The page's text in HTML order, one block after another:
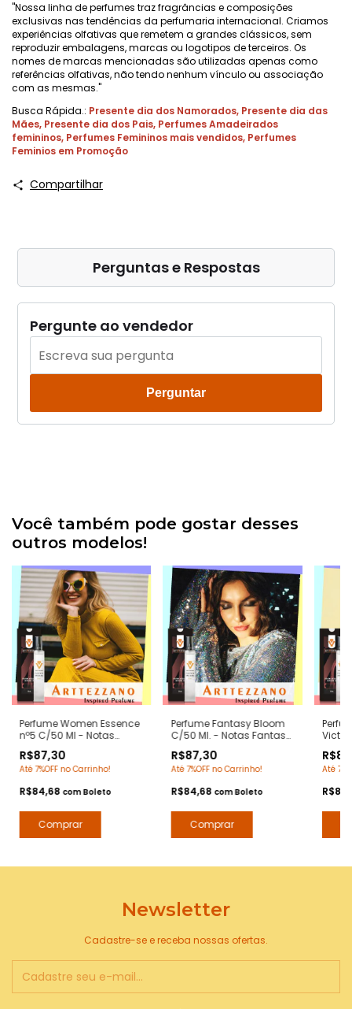
"Nossa linha de perfumes traz fragrâncias e composições
exclusivas nas tendências da perfumaria internacional. Criamos
experiências olfativas que remetem a grandes clássicos, sem
reproduzir embalagens, marcas ou logotipos de terceiros. Os
nomes de marcas mencionadas são utilizadas apenas como
referências olfativas, não tendo nenhum vínculo ou associação
com as mesmas."
Busca Rápida.: Presente dia dos Namorados, Presente dia das
Mães, Presente dia dos Pais, Perfumes Amadeirados
femininos, Perfumes Femininos mais vendidos, Perfumes
Feminios em Promoção
Compartilhar
Perguntas e Respostas
Pergunte ao vendedor
Perguntar
Você também pode gostar desses
outros modelos!
Perfume Women Essence
nº5 C/50 Ml - Notas
Premium - Arte 1 Perfumes
R$87,30
Até 7%OFF no Carrinho!
R$84,68 comBoleto
Perfume Fantasy Bloom
C/50 Ml. - Notas Fantasy
Contratipos Premium -
Arte 1 Perfumes
R$87,30
Até 7%OFF no Carrinho!
R$84,68 comBoleto
Arte 1
Até
Newsletter
Cadastre-se e receba nossas ofertas.